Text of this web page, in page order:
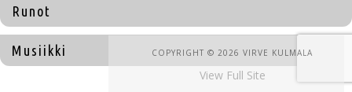
Runot
Musiikki COPYRIGHT © 2026 VIRVE KULMALA
View Full Site